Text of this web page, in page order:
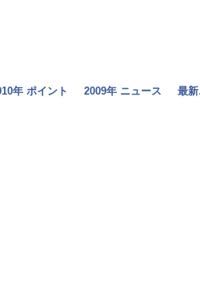
年 ポイント 2009年 ニュース 最